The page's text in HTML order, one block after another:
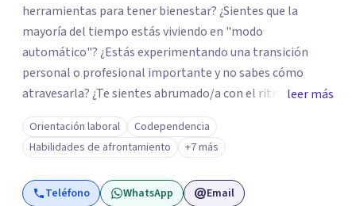
herramientas para tener bienestar? ¿Sientes que la
mayoría del tiempo estás viviendo en "modo
automático"? ¿Estás experimentando una transición
personal o profesional importante y no sabes cómo
atravesarla? ¿Te sientes abrumado/a con el ritmo de tu
día a día y te preguntas si hay una mejor manera de vivir?
¿Aunque no estás deprimido/a sientes que te gustaría
potenciar tu capacidad de bienestar? Hola, Soy
Mariangela Rodriguez Badel. Uno de mis propósitos de
vida es impactar positivamente la vida de jóvenes y
leer más
Orientación laboral
Codependencia
Habilidades de afrontamiento
+7 más
Teléfono WhatsApp Email